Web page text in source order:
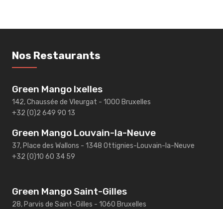
Nos Restaurants
Green Mango Ixelles
142, Chaussée de Vleurgat - 1000 Bruxelles
+32 (0)2 649 90 13
Green Mango Louvain-la-Neuve
37, Place des Wallons - 1348 Ottignies-Louvain-la-Neuve
+32 (0)10 60 34 59
Green Mango Saint-Gilles
28, Parvis de Saint-Gilles - 1060 Bruxelles